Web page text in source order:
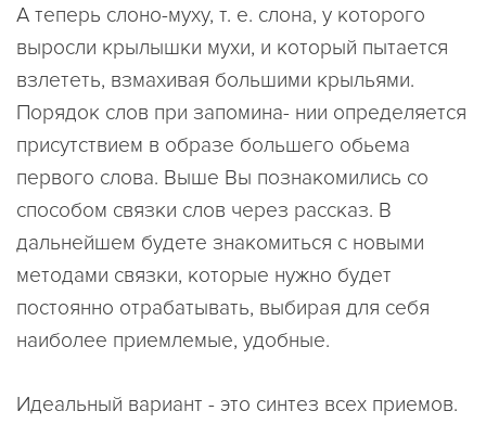
А теперь слоно-муху, т. е. слона, у которого
выросли крылышки мухи, и который пытается
взлететь, взмахивая большими крыльями.
Порядок слов при запомина- нии определяется
присутствием в образе большего обьема
первого слова. Выше Вы познакомились со
способом связки слов через рассказ. В
дальнейшем будете знакомиться с новыми
методами связки, которые нужно будет
постоянно отрабатывать, выбирая для себя
наиболее приемлемые, удобные.
Идеальный вариант - это синтез всех приемов.